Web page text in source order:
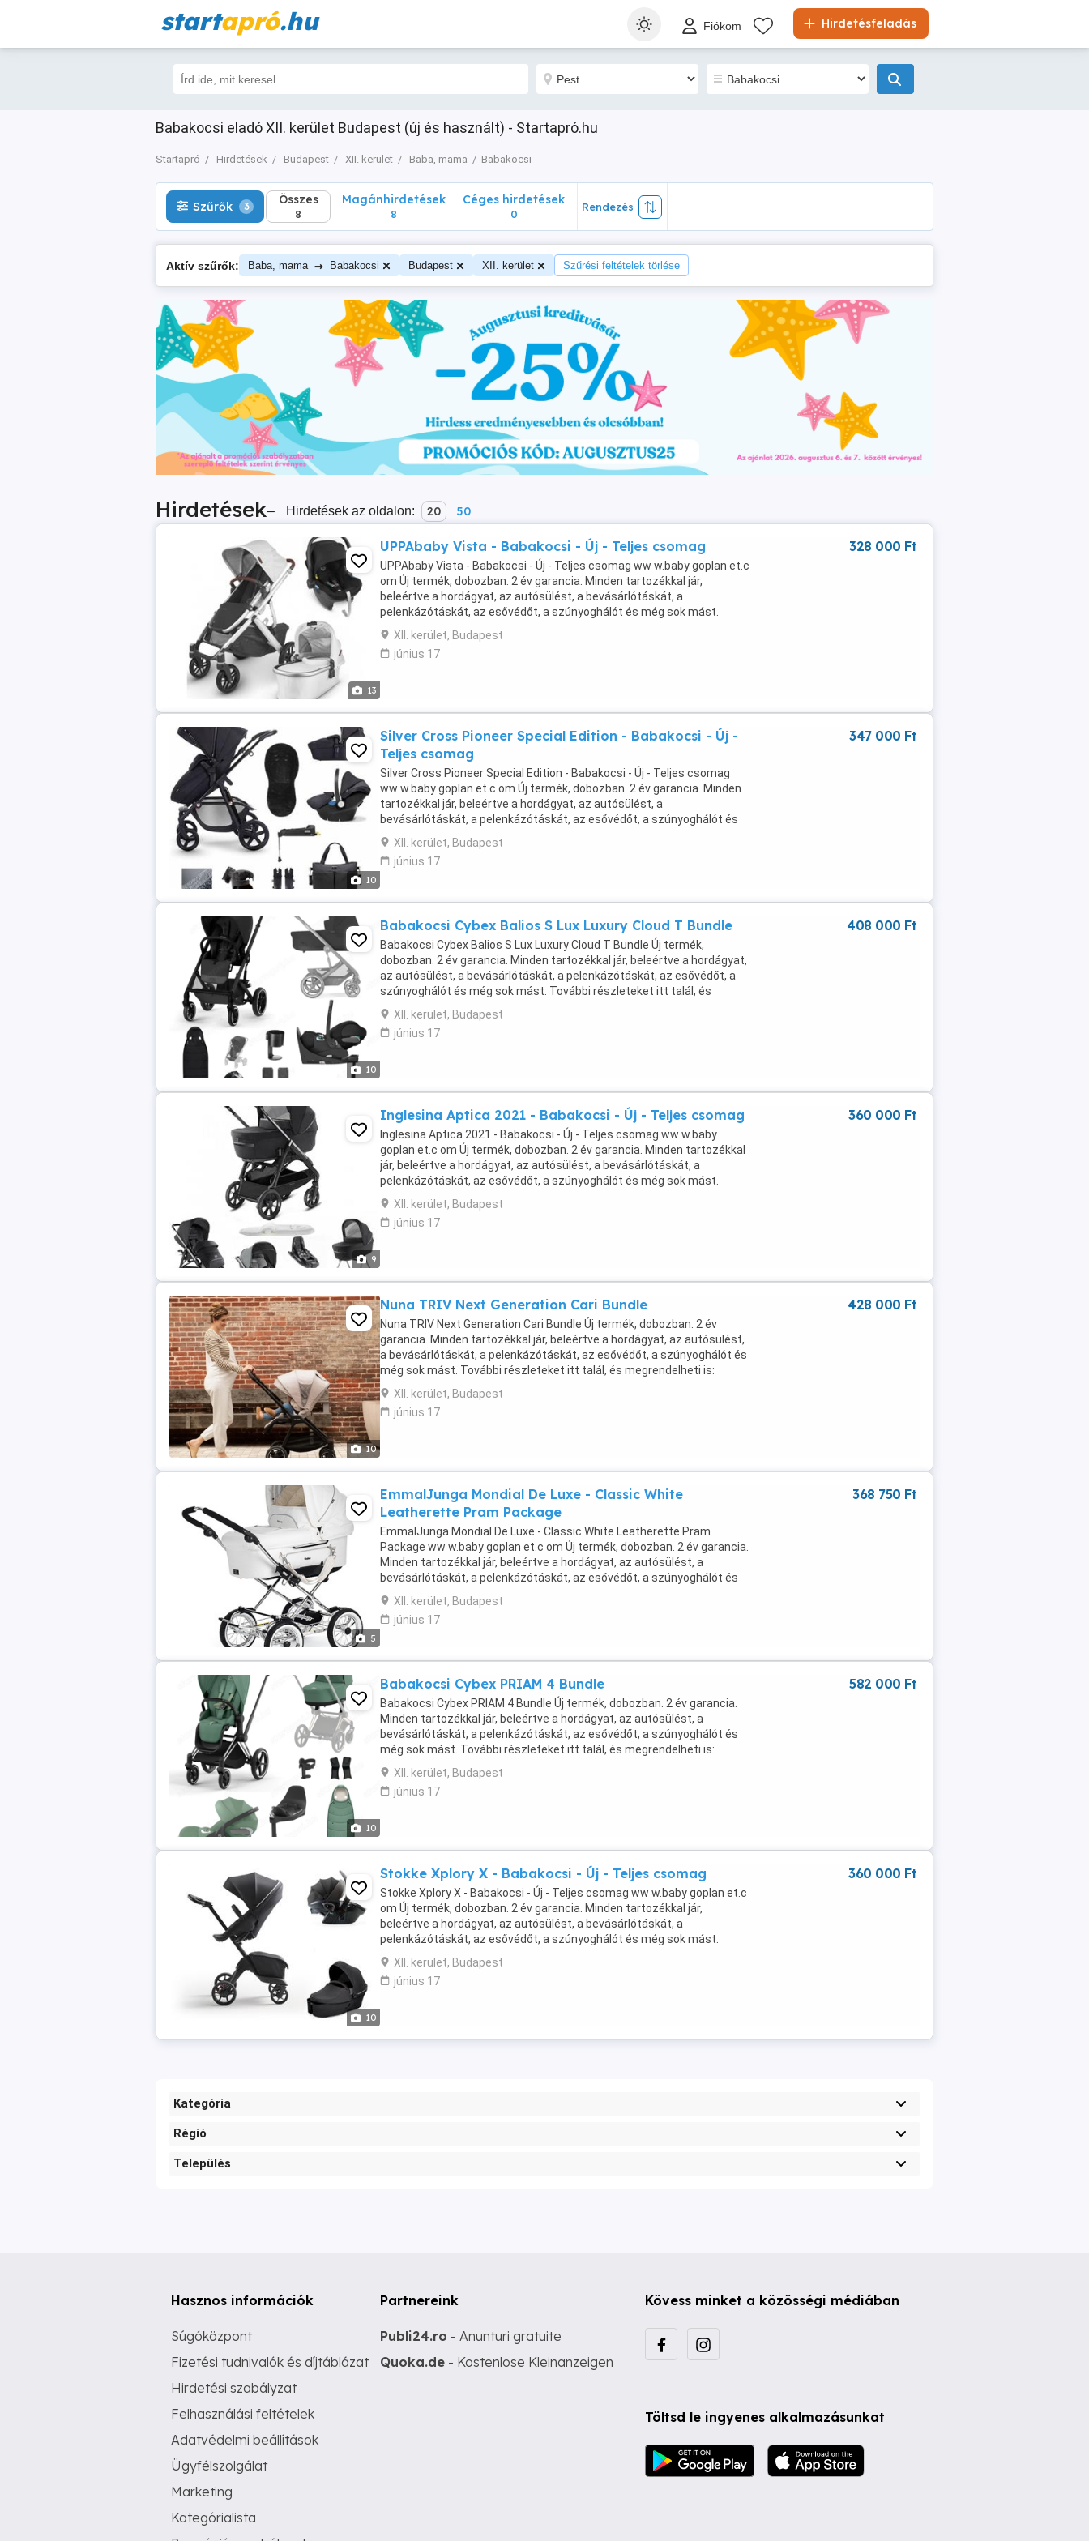
startapró.hu Hirdetésfeladás
Fiókom
Babakocsi eladó XII. kerület Budapest (új és használt) - Startapró.hu
Startapró Hirdetések Budapest XII. kerület Baba, mama Babakocsi
Szűrők 3 Összes
8
Szűrők 3 Összes
8
Magánhirdetések
8
Céges hirdetések
0
Rendezés
Aktív szűrők: Baba, mama → Babakocsi Budapest XII. kerület Szűrési feltételek törlése
Hirdetések– Hirdetések az oldalon: 20 50
13
UPPAbaby Vista - Babakocsi - Új - Teljes csomag
UPPAbaby Vista - Babakocsi - Új - Teljes csomag ww w.baby goplan et.c
om Új termék, dobozban. 2 év garancia. Minden tartozékkal jár,
beleértve a hordágyat, az autósülést, a bevásárlótáskát, a
pelenkázótáskát, az esővédőt, a szúnyoghálót és még sok mást.
További részleteket itt talál, és megrendelheti ...
XII. kerület, Budapest
június 17
328 000 Ft
10
Silver Cross Pioneer Special Edition - Babakocsi - Új -
Teljes csomag
Silver Cross Pioneer Special Edition - Babakocsi - Új - Teljes csomag
ww w.baby goplan et.c om Új termék, dobozban. 2 év garancia. Minden
tartozékkal jár, beleértve a hordágyat, az autósülést, a
bevásárlótáskát, a pelenkázótáskát, az esővédőt, a szúnyoghálót és
még sok mást. További részleteket itt ...
XII. kerület, Budapest
június 17
347 000 Ft
10
Babakocsi Cybex Balios S Lux Luxury Cloud T Bundle
Babakocsi Cybex Balios S Lux Luxury Cloud T Bundle Új termék,
dobozban. 2 év garancia. Minden tartozékkal jár, beleértve a hordágyat,
az autósülést, a bevásárlótáskát, a pelenkázótáskát, az esővédőt, a
szúnyoghálót és még sok mást. További részleteket itt talál, és
megrendelheti is: Válasszon a ...
XII. kerület, Budapest
június 17
408 000 Ft
9
Inglesina Aptica 2021 - Babakocsi - Új - Teljes csomag
Inglesina Aptica 2021 - Babakocsi - Új - Teljes csomag ww w.baby
goplan et.c om Új termék, dobozban. 2 év garancia. Minden tartozékkal
jár, beleértve a hordágyat, az autósülést, a bevásárlótáskát, a
pelenkázótáskát, az esővédőt, a szúnyoghálót és még sok mást.
További részleteket itt talál, és megrendelheti ...
XII. kerület, Budapest
június 17
360 000 Ft
10
Nuna TRIV Next Generation Cari Bundle
Nuna TRIV Next Generation Cari Bundle Új termék, dobozban. 2 év
garancia. Minden tartozékkal jár, beleértve a hordágyat, az autósülést,
a bevásárlótáskát, a pelenkázótáskát, az esővédőt, a szúnyoghálót és
még sok mást. További részleteket itt talál, és megrendelheti is:
Válasszon a babakocsik és ...
XII. kerület, Budapest
június 17
428 000 Ft
5
EmmalJunga Mondial De Luxe - Classic White
Leatherette Pram Package
EmmalJunga Mondial De Luxe - Classic White Leatherette Pram
Package ww w.baby goplan et.c om Új termék, dobozban. 2 év garancia.
Minden tartozékkal jár, beleértve a hordágyat, az autósülést, a
bevásárlótáskát, a pelenkázótáskát, az esővédőt, a szúnyoghálót és
még sok mást. További részleteket itt talál, ...
XII. kerület, Budapest
június 17
368 750 Ft
10
Babakocsi Cybex PRIAM 4 Bundle
Babakocsi Cybex PRIAM 4 Bundle Új termék, dobozban. 2 év garancia.
Minden tartozékkal jár, beleértve a hordágyat, az autósülést, a
bevásárlótáskát, a pelenkázótáskát, az esővédőt, a szúnyoghálót és
még sok mást. További részleteket itt talál, és megrendelheti is:
Válasszon a babakocsik és utazási ...
XII. kerület, Budapest
június 17
582 000 Ft
10
Stokke Xplory X - Babakocsi - Új - Teljes csomag
Stokke Xplory X - Babakocsi - Új - Teljes csomag ww w.baby goplan et.c
om Új termék, dobozban. 2 év garancia. Minden tartozékkal jár,
beleértve a hordágyat, az autósülést, a bevásárlótáskát, a
pelenkázótáskát, az esővédőt, a szúnyoghálót és még sok mást.
További részleteket itt talál, és megrendelheti ...
XII. kerület, Budapest
június 17
360 000 Ft
Kategória
Régió
Település
Hasznos információk
Súgóközpont
Fizetési tudnivalók és díjtáblázat
Hirdetési szabályzat
Felhasználási feltételek
Adatvédelmi beállítások
Ügyfélszolgálat
Marketing
Kategórialista
Partnereink
Publi24.ro - Anunturi gratuite
Quoka.de - Kostenlose Kleinanzeigen
Kövess minket a közösségi médiában
Töltsd le ingyenes alkalmazásunkat